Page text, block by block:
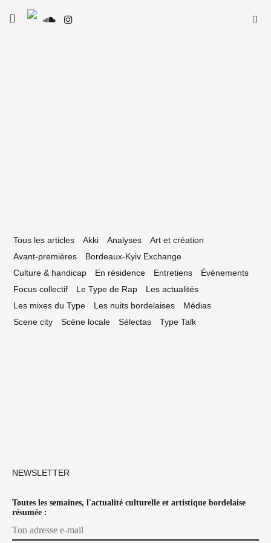
Skip
toggle
Tous les articles Akki Analyses
Art et création
Avant-premières
Bordeaux-Kyiv Exchange
Culture & handicap
En résidence Entretiens
Événements
Focus collectif
Le Type de Rap
Les actualités
Les mixes du Type
Les nuits bordelaises
Médias
Scene city
Scène locale Sélectas Type Talk
NEWSLETTER
Toutes les semaines, l'actualité culturelle et artistique bordelaise
résumée :